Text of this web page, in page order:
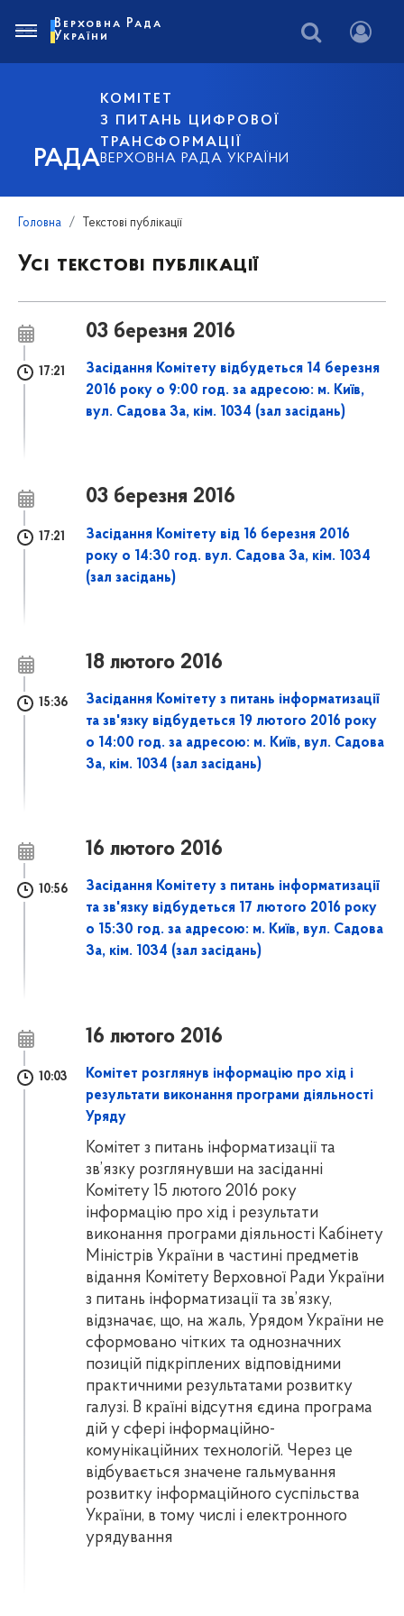
РАДА
КОМІТЕТ
З ПИТАНЬ ЦИФРОВОЇ
ТРАНСФОРМАЦІЇ
ВЕРХОВНА РАДА УКРАЇНИ
Верховна Рада
України
Головна Текстові публікації
Усі текстові публікації
03 березня 2016
17:21
Засідання Комітету відбудеться 14 березня
2016 року о 9:00 год. за адресою: м. Київ,
вул. Садова 3а, кім. 1034 (зал засідань)
03 березня 2016
17:21
Засідання Комітету від 16 березня 2016
року о 14:30 год. вул. Садова 3а, кім. 1034
(зал засідань)
18 лютого 2016
15:36
Засідання Комітету з питань інформатизації
та зв'язку відбудеться 19 лютого 2016 року
о 14:00 год. за адресою: м. Київ, вул. Садова
3а, кім. 1034 (зал засідань)
16 лютого 2016
10:56
Засідання Комітету з питань інформатизації
та зв'язку відбудеться 17 лютого 2016 року
о 15:30 год. за адресою: м. Київ, вул. Садова
3а, кім. 1034 (зал засідань)
16 лютого 2016
10:03
Комітет розглянув інформацію про хід і
результати виконання програми діяльності
Уряду
Комітет з питань інформатизації та
зв’язку розглянувши на засіданні
Комітету 15 лютого 2016 року
інформацію про хід і результати
виконання програми діяльності Кабінету
Міністрів України в частині предметів
відання Комітету Верховної Ради України
з питань інформатизації та зв’язку,
відзначає, що, на жаль, Урядом України не
сформовано чітких та однозначних
позицій підкріплених відповідними
практичними результатами розвитку
галузі. В країні відсутня єдина програма
дій у сфері інформаційно-
комунікаційних технологій. Через це
відбувається значене гальмування
розвитку інформаційного суспільства
України, в тому числі і електронного
урядування